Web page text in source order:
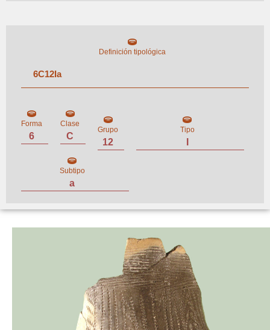
Definición tipológica
6C12Ia
Forma
6
Clase
C
Grupo
12
Tipo
Subtipo
a